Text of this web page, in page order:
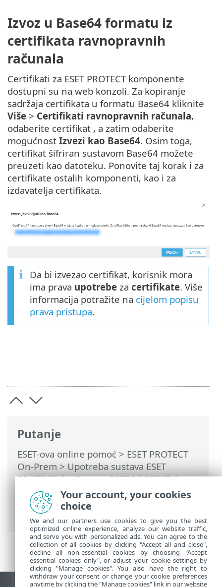
Putanje
ESET-ova online pomoć > ESET PROTECT
On-Prem>Upotreba sustava ESET
PROTECT On-Prem>ESET PROTECT On-
Prem Glavni izbornik> Više >Certifikati>
Certifikati ravnopravnih računala
certifikata ravnopravnog računala
Izvoz u Base64 formatu iz
certifikata ravnopravnih
računala
Certifikati za ESET PROTECT komponente
dostupni su na web konzoli. Za kopiranje
sadržaja certifikata u formatu Base64 kliknite
Više > Certifikati ravnopravnih računala,
odaberite certifikat , a zatim odaberite
mogućnost Izvezi kao Base64. Osim toga,
certifikat šifriran sustavom Base64 možete
preuzeti kao datoteku. Ponovite taj korak i za
certifikate ostalih komponenti, kao i za
izdavatelja certifikata.
Da bi izvezao certifikat, korisnik mora
ima prava upotrebe za certifikate. Više
informacija potražite na cijelom popisu
prava pristupa.
Your account, your cookies
choice
We and our partners use cookies to give you the best
optimized online experience, analyze our website traffic,
and serve you with personalized ads. You can agree to the
collection of all cookies by clicking "Accept all and close",
decline all non-essential cookies by choosing "Accept
essential cookies only", or adjust your cookie settings by
clicking "Manage cookies". You also have the right to
withdraw your consent or change your cookie preferences
anytime by clicking the "Manage cookies" link in our website